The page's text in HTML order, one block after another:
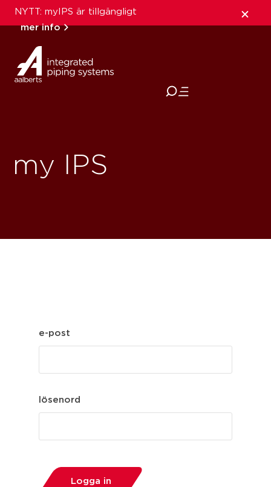
NYTT: myIPS är tillgängligt
mer info
stäng
my IPS
e-post
lösenord
Logga in